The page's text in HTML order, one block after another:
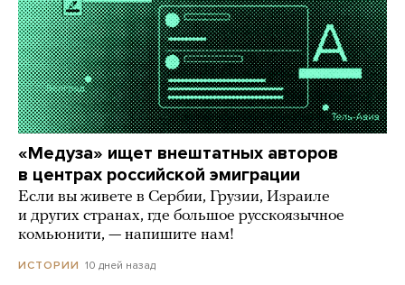
«Медуза» ищет внештатных авторов
в центрах российской эмиграции
Если вы живете в Сербии, Грузии, Израиле
и других странах, где большое русскоязычное
комьюнити, — напишите нам!
ИСТОРИИ 10 дней назад